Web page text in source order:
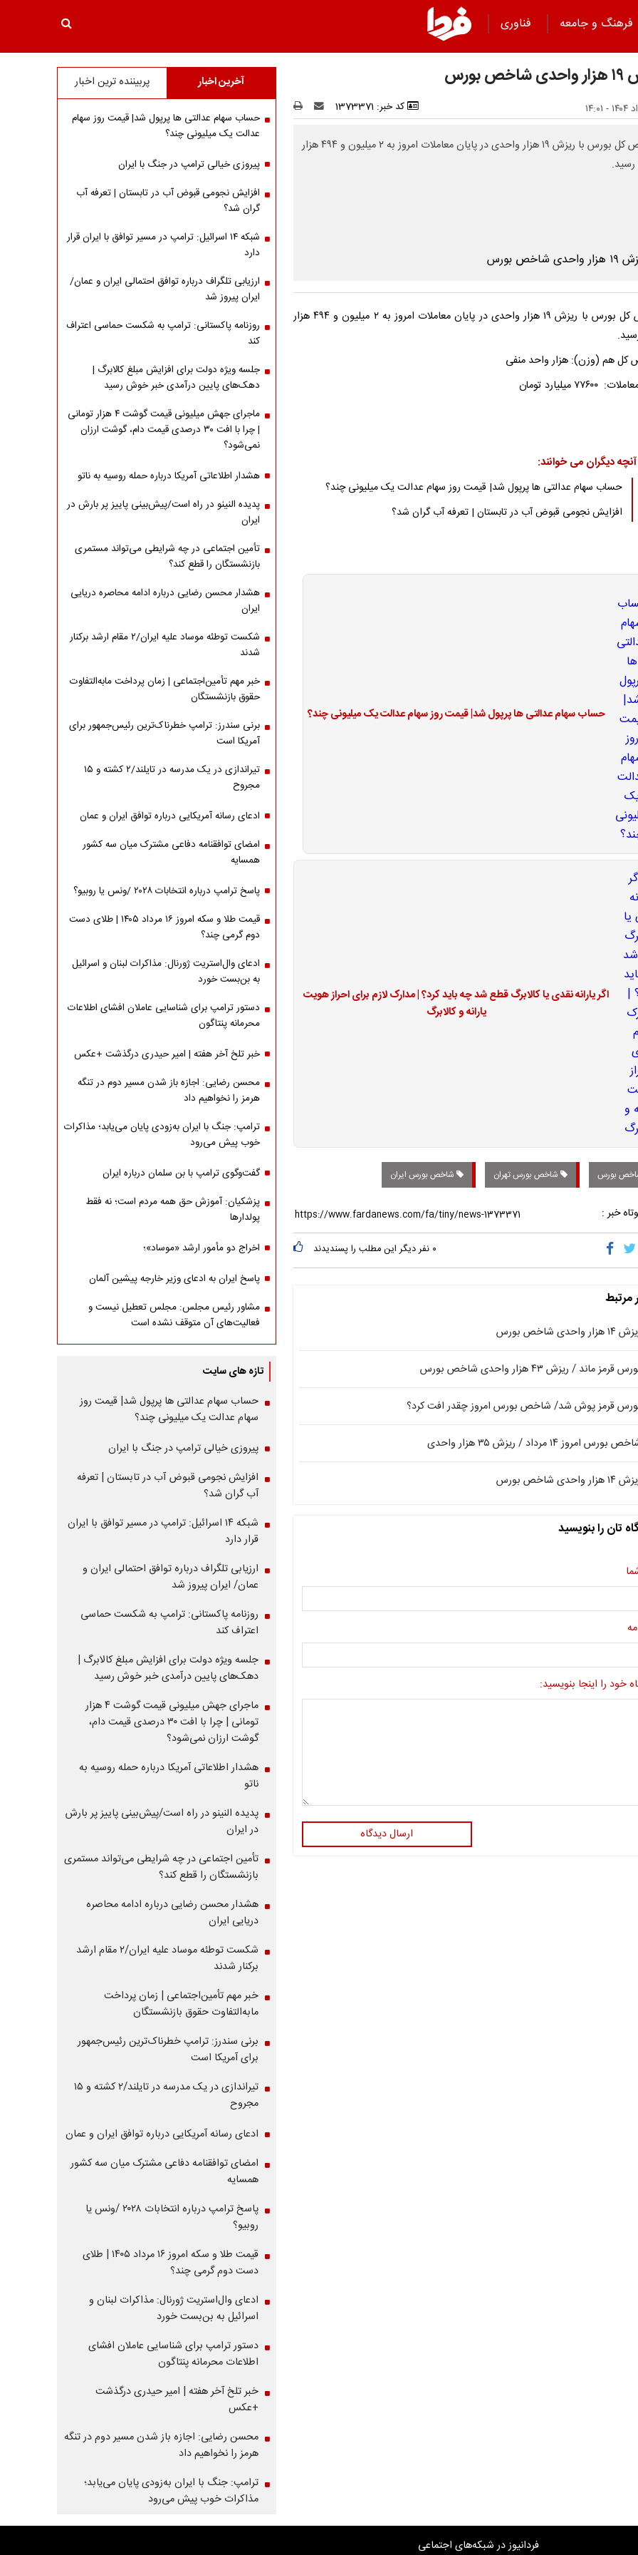
فرهنگ و جامعه
فناوری
کد خبر: 1373371
شاخص کل بورس با ریزش ۱۹ هزار واحدی در پایان معاملات امروز به ۲ میلیون و ۴۹۴ هزار
شاخص کل بورس با ریزش ۱۹ هزار واحدی در پایان معاملات امروز به ۲ میلیون و ۴۹۴ هزار
هم (وزن): هزار واحد منفی
میلیارد تومان
آنچه دیگران می خوانند:
حساب سهام عدالتی ها پرپول شد| قیمت روز سهام عدالت یک میلیونی چند؟
افزایش نجومی قبوض آب در تابستان | تعرفه آب گران شد؟
حساب سهام عدالتی ها پرپول شد| قیمت روز سهام عدالت یک میلیونی چند؟
اگر یارانه نقدی یا کالابرگ قطع شد چه باید کرد؟ | مدارک لازم برای احراز هویت
یارانه و کالابرگ
بورس شاخص بورس تهران شاخص بورس ایران
خبر :
۰ نفر دیگر این مطلب را پسندیدند
مرتبط
هزار واحدی شاخص بورس
قرمز ماند / ریزش ۴۳ هزار واحدی شاخص بورس
قرمز پوش شد/ شاخص بورس امروز چقدر افت کرد؟
بورس امروز ۱۴ مرداد / ریزش ۳۵ هزار واحدی
هزار واحدی شاخص بورس
تان را بنویسید
خود را اینجا بنویسید:
ارسال دیدگاه
آخرین اخبار پربیننده ترین اخبار
حساب سهام عدالتی ها پرپول شد| قیمت روز سهام
عدالت یک میلیونی چند؟
پیروزی خیالی ترامپ در جنگ با ایران
افزایش نجومی قبوض آب در تابستان | تعرفه آب
گران شد؟
شبکه ۱۴ اسرائیل: ترامپ در مسیر توافق با ایران قرار
دارد
ارزیابی تلگراف درباره توافق احتمالی ایران و عمان/
ایران پیروز شد
روزنامه پاکستانی: ترامپ به شکست حماسی اعتراف
کند
جلسه ویژه دولت برای افزایش مبلغ کالابرگ |
دهک‌های پایین درآمدی خبر خوش رسید
ماجرای جهش میلیونی قیمت گوشت ۴ هزار تومانی
| چرا با افت ۳۰ درصدی قیمت دام، گوشت ارزان
نمی‌شود؟
هشدار اطلاعاتی آمریکا درباره حمله روسیه به ناتو
پدیده النینو در راه است/پیش‌بینی پاییز پر بارش در
ایران
تأمین اجتماعی در چه شرایطی می‌تواند مستمری
بازنشستگان را قطع کند؟
هشدار محسن رضایی درباره ادامه محاصره دریایی
ایران
شکست توطئه موساد علیه ایران/۲ مقام‌ ارشد برکنار
شدند
خبر مهم تأمین‌اجتماعی | زمان پرداخت مابه‌التفاوت
حقوق بازنشستگان
برنی سندرز: ترامپ خطرناک‌ترین رئیس‌جمهور برای
آمریکا است
تیراندازی در یک مدرسه در تایلند/۲ کشته و ۱۵
مجروح
ادعای رسانه آمریکایی درباره توافق ایران و عمان
امضای توافقنامه دفاعی مشترک میان سه کشور
همسایه
پاسخ ترامپ درباره انتخابات ۲۰۲۸ /ونس یا روبیو؟
قیمت طلا و سکه امروز ۱۶ مرداد ۱۴۰۵ | طلای دست
دوم گرمی چند؟
ادعای وال‌استریت ژورنال: مذاکرات لبنان و اسرائیل
به بن‌بست خورد
دستور ترامپ برای شناسایی عاملان افشای اطلاعات
محرمانه پنتاگون
خبر تلخ آخر هفته | امیر حیدری درگذشت +عکس
محسن رضایی: اجازه باز شدن مسیر دوم در تنگه
هرمز را نخواهیم داد
ترامپ: جنگ با ایران به‌زودی پایان می‌یابد؛ مذاکرات
خوب پیش می‌رود
گفت‌وگوی ترامپ با بن سلمان درباره ایران
پزشکیان: آموزش حق همه مردم است؛ نه فقط
پولدارها
اخراج دو مأمور ارشد «موساد»؛
پاسخ ایران به ادعای وزیر خارجه پیشین آلمان
مشاور رئیس مجلس: مجلس تعطیل نیست و
فعالیت‌های آن متوقف نشده است
تازه های سایت
حساب سهام عدالتی ها پرپول شد| قیمت روز
سهام عدالت یک میلیونی چند؟
پیروزی خیالی ترامپ در جنگ با ایران
افزایش نجومی قبوض آب در تابستان | تعرفه
آب گران شد؟
شبکه ۱۴ اسرائیل: ترامپ در مسیر توافق با ایران
قرار دارد
ارزیابی تلگراف درباره توافق احتمالی ایران و
عمان/ ایران پیروز شد
روزنامه پاکستانی: ترامپ به شکست حماسی
اعتراف کند
جلسه ویژه دولت برای افزایش مبلغ کالابرگ |
دهک‌های پایین درآمدی خبر خوش رسید
ماجرای جهش میلیونی قیمت گوشت ۴ هزار
تومانی | چرا با افت ۳۰ درصدی قیمت دام،
گوشت ارزان نمی‌شود؟
هشدار اطلاعاتی آمریکا درباره حمله روسیه به
ناتو
پدیده النینو در راه است/پیش‌بینی پاییز پر بارش
در ایران
تأمین اجتماعی در چه شرایطی می‌تواند مستمری
بازنشستگان را قطع کند؟
هشدار محسن رضایی درباره ادامه محاصره
دریایی ایران
شکست توطئه موساد علیه ایران/۲ مقام‌ ارشد
برکنار شدند
خبر مهم تأمین‌اجتماعی | زمان پرداخت
مابه‌التفاوت حقوق بازنشستگان
برنی سندرز: ترامپ خطرناک‌ترین رئیس‌جمهور
برای آمریکا است
تیراندازی در یک مدرسه در تایلند/۲ کشته و ۱۵
مجروح
ادعای رسانه آمریکایی درباره توافق ایران و عمان
امضای توافقنامه دفاعی مشترک میان سه کشور
همسایه
پاسخ ترامپ درباره انتخابات ۲۰۲۸ /ونس یا
روبیو؟
قیمت طلا و سکه امروز ۱۶ مرداد ۱۴۰۵ | طلای
دست دوم گرمی چند؟
ادعای وال‌استریت ژورنال: مذاکرات لبنان و
اسرائیل به بن‌بست خورد
دستور ترامپ برای شناسایی عاملان افشای
اطلاعات محرمانه پنتاگون
خبر تلخ آخر هفته | امیر حیدری درگذشت
+عکس
محسن رضایی: اجازه باز شدن مسیر دوم در تنگه
هرمز را نخواهیم داد
ترامپ: جنگ با ایران به‌زودی پایان می‌یابد؛
مذاکرات خوب پیش می‌رود
فردانیوز در شبکه‌های اجتماعی